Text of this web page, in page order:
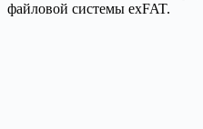
файловой системы exFAT.